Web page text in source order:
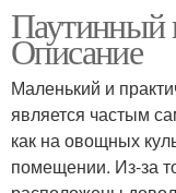
Паутинный
Описание
Маленький и
является частым
как на овощных
помещении. Из-за